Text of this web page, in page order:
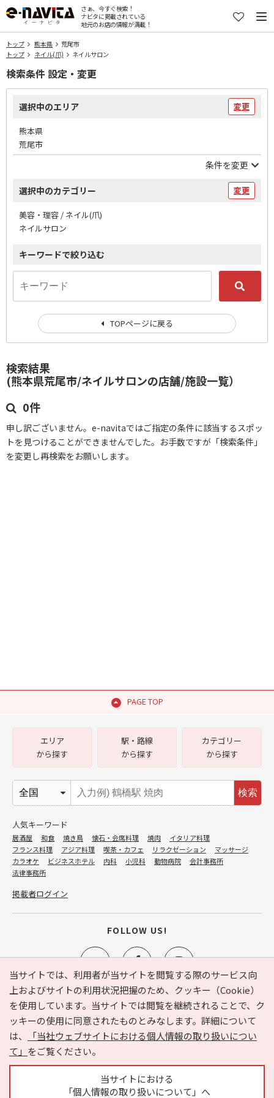
さぁ、今すぐ検索！
ナビタに掲載されている
地元のお店の情報が満載！
トップ 熊本県
荒尾市
トップ
ネイル(爪) ネイルサロン
検索結果
(熊本県荒尾市/ネイルサロンの店舗/施設一覧）
0件
申し訳ございません。e-navitaではご指定の条件に該当するスポッ
トを見つけることができませんでした。お手数ですが「検索条件」
を変更し再検索をお願いします。
検索条件 設定・変更
選択中のエリア 変更
熊本県
荒尾市
条件を変更
選択中のカテゴリー 変更
美容・理容 / ネイル(爪)
ネイルサロン
キーワードで絞り込む
TOPページに戻る
PAGE TOP
当サイトでは、利用者が当サイトを閲覧する際のサービス向
上およびサイトの利用状況把握のため、クッキー（Cookie）
を使用しています。当サイトでは閲覧を継続されることで、ク
ッキーの使用に同意されたものとみなします。詳細について
は、
「当社ウェブサイトにおける個人情報の取り扱いについ
て」 をご覧ください。
当サイトにおける
「個人情報の取り扱いについて」へ
e-NAVITA（イーナビタ）とは？ お気に入り
ヘルプ
利用規約
個人情報の取り扱いについて
運営会社
サイトマップ
広告掲載に関するお問い合わせ
エリア
から探す
駅・路線
から探す
カテゴリー
から探す
検索
人気キーワード
居酒屋 和食 焼き鳥 懐石・会席料理 焼肉
イタリア料理
フランス料理
アジア料理 喫茶・カフェ リラクゼーション
マッサージ
カラオケ
ビジネスホテル 内科 小児科 動物病院
会計事務所
法律事務所
掲載者ログイン
FOLLOW US!